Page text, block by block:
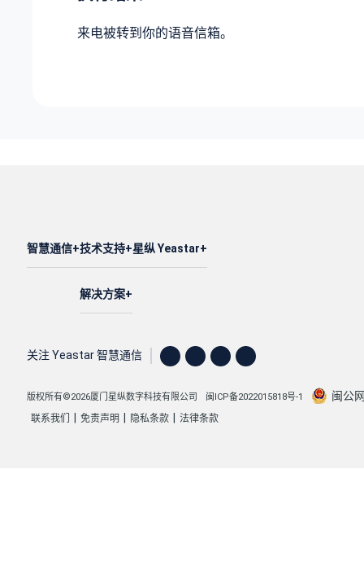
来电被转到你的语音信箱。
智慧通信 技术支持
解决方案
星纵 Yeastar
关注 Yeastar 智慧通信
版权所有©2026厦门星纵数字科技有限公司 闽ICP备2022015818号-1 闽公
联系我们 免责声明 隐私条款 法律条款